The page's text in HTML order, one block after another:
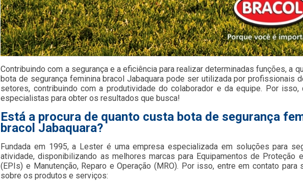
Contribuindo com a segurança e a eficiência para realizar determinadas funções, a
bota de segurança feminina bracol Jabaquara pode ser utilizada por profissionais
setores, contribuindo com a produtividade do colaborador e da equipe. Por isso,
especialistas para obter os resultados que busca!
Está a procura de quanto custa bota de segurança
bracol Jabaquara?
Fundada em 1995, a Lester é uma empresa especializada em soluções para
atividade, disponibilizando as melhores marcas para Equipamentos de Proteção
(EPIs) e Manutenção, Reparo e Operação (MRO). Por isso, entre em contato para
sobre os produtos e serviços: